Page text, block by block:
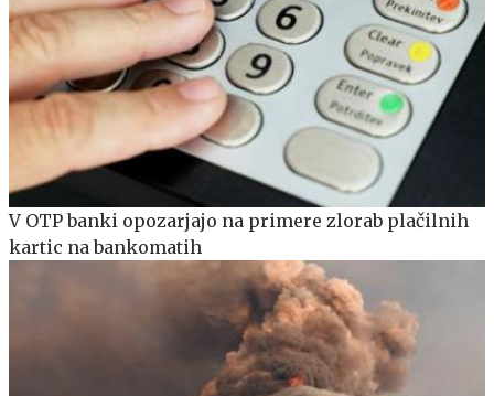
V OTP banki opozarjajo na primere zlorab plačilnih
kartic na bankomatih